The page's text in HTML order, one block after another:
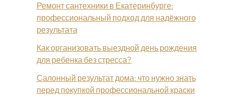
Ремонт сантехники в Екатеринбурге:
профессиональный подход для надёжного
результата
Как организовать выездной день рождения
для ребенка без стресса?
Салонный результат дома: что нужно знать
перед покупкой профессиональной краски